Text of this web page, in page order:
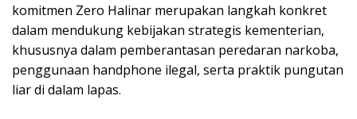
komitmen Zero Halinar merupakan langkah konkret
dalam mendukung kebijakan strategis kementerian,
khususnya dalam pemberantasan peredaran narkoba,
penggunaan handphone ilegal, serta praktik pungutan
liar di dalam lapas.